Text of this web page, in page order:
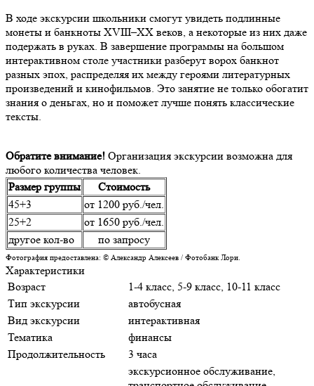
В ходе экскурсии школьники смогут увидеть подлинные
монеты и банкноты XVIII–XX веков, а некоторые из них даже
подержать в руках. В завершение программы на большом
интерактивном столе участники разберут ворох банкнот
разных эпох, распределяя их между героями литературных
произведений и кинофильмов. Это занятие не только обогатит
знания о деньгах, но и поможет лучше понять классические
тексты.
Обратите внимание! Организация экскурсии возможна для
любого количества человек.
Размер группы
Стоимость
45+3
от 1200 руб./чел.
25+2
от 1650 руб./чел.
другое кол-во
по запросу
Фотография предоставлена: © Александр Алексеев / Фотобанк Лори.
Характеристики
Возраст
1-4 класс, 5-9 класс, 10-11 класс
Тип экскурсии
автобусная
Вид экскурсии
интерактивная
Тематика
финансы
Продолжительность
3 часа
экскурсионное обслуживание,